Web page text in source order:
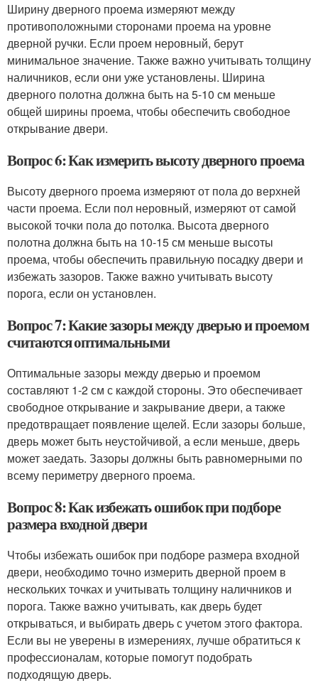
Ширину дверного проема измеряют между
противоположными сторонами проема на уровне
дверной ручки. Если проем неровный, берут
минимальное значение. Также важно учитывать толщину
наличников, если они уже установлены. Ширина
дверного полотна должна быть на 5-10 см меньше
общей ширины проема, чтобы обеспечить свободное
открывание двери.
Вопрос 6: Как измерить высоту дверного проема
Высоту дверного проема измеряют от пола до верхней
части проема. Если пол неровный, измеряют от самой
высокой точки пола до потолка. Высота дверного
полотна должна быть на 10-15 см меньше высоты
проема, чтобы обеспечить правильную посадку двери и
избежать зазоров. Также важно учитывать высоту
порога, если он установлен.
Вопрос 7: Какие зазоры между дверью и проемом
считаются оптимальными
Оптимальные зазоры между дверью и проемом
составляют 1-2 см с каждой стороны. Это обеспечивает
свободное открывание и закрывание двери, а также
предотвращает появление щелей. Если зазоры больше,
дверь может быть неустойчивой, а если меньше, дверь
может заедать. Зазоры должны быть равномерными по
всему периметру дверного проема.
Вопрос 8: Как избежать ошибок при подборе
размера входной двери
Чтобы избежать ошибок при подборе размера входной
двери, необходимо точно измерить дверной проем в
нескольких точках и учитывать толщину наличников и
порога. Также важно учитывать, как дверь будет
открываться, и выбирать дверь с учетом этого фактора.
Если вы не уверены в измерениях, лучше обратиться к
профессионалам, которые помогут подобрать
подходящую дверь.